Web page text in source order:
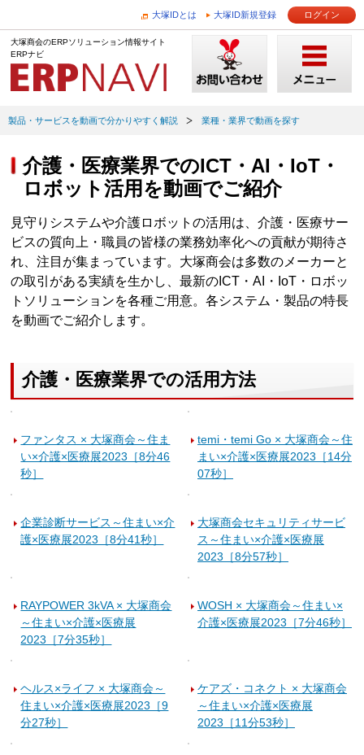
大塚IDとは 大塚ID新規登録 ログイン
大塚商会のERPソリューション情報サイト
ERPナビ
製品・サービスを動画で分かりやすく解説 業種・業界で動画を探す
介護・医療業界でのICT・AI・IoT・
ロボット活用を動画でご紹介
見守りシステムや介護ロボットの活用は、介護・医療サー
ビスの質向上・職員の皆様の業務効率化への貢献が期待さ
れ、注目が集まっています。大塚商会は多数のメーカーと
の取引がある実績を生かし、最新のICT・AI・IoT・ロボッ
トソリューションを各種ご用意。各システム・製品の特長
を動画でご紹介します。
介護・医療業界での活用方法
ファンタス × 大塚商会～住ま
い×介護×医療展2023［8分46
秒］
temi・temi Go × 大塚商会～住
まい×介護×医療展2023［14分
07秒］
企業診断サービス～住まい×介
護×医療展2023［8分41秒］
大塚商会セキュリティサービ
ス～住まい×介護×医療展
2023［8分57秒］
RAYPOWER 3kVA × 大塚商会
～住まい×介護×医療展
2023［7分35秒］
WOSH × 大塚商会～住まい×
介護×医療展2023［7分46秒］
ヘルス×ライフ × 大塚商会～
住まい×介護×医療展2023［9
分27秒］
ケアズ・コネクト × 大塚商会
～住まい×介護×医療展
2023［11分53秒］